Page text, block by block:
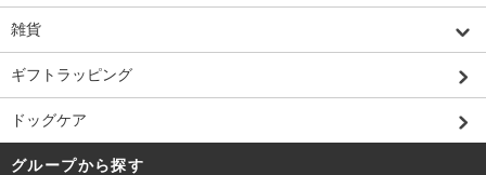
雑貨
ギフトラッピング
ドッグケア
グループから探す